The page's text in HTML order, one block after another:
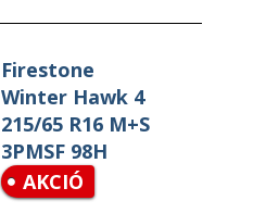
Firestone
Winter Hawk 4
215/65 R16 M+S
3PMSF 98H
AKCIÓ